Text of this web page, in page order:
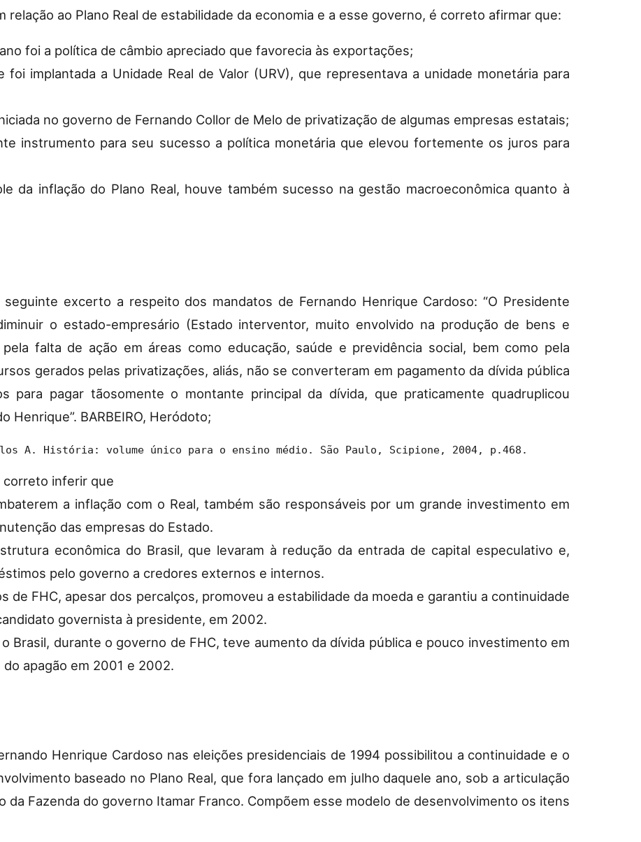
relação ao Plano Real de estabilidade da economia e a esse governo, é correto afirmar que:
foi a política de câmbio apreciado que favorecia às exportações;
implantada a Unidade Real de Valor (URV), que representava a unidade monetária para
no governo de Fernando Collor de Melo de privatização de algumas empresas estatais;
instrumento para seu sucesso a política monetária que elevou fortemente os juros para
da inflação do Plano Real, houve também sucesso na gestão macroeconômica quanto à
excerto a respeito dos mandatos de Fernando Henrique Cardoso: “O Presidente
o estado-empresário (Estado interventor, muito envolvido na produção de bens e
falta de ação em áreas como educação, saúde e previdência social, bem como pela
gerados pelas privatizações, aliás, não se converteram em pagamento da dívida pública
para pagar tãosomente o montante principal da dívida, que praticamente quadruplicou
Henrique”. BARBEIRO, Heródoto;
Carlos A. História: volume único para o ensino médio. São Paulo, Scipione, 2004, p.468.
correto inferir que
a inflação com o Real, também são responsáveis por um grande investimento em
das empresas do Estado.
econômica do Brasil, que levaram à redução da entrada de capital especulativo e,
pelo governo a credores externos e internos.
de FHC, apesar dos percalços, promoveu a estabilidade da moeda e garantiu a continuidade
governista à presidente, em 2002.
Brasil, durante o governo de FHC, teve aumento da dívida pública e pouco investimento em
apagão em 2001 e 2002.
Henrique Cardoso nas eleições presidenciais de 1994 possibilitou a continuidade e o
baseado no Plano Real, que fora lançado em julho daquele ano, sob a articulação
Fazenda do governo Itamar Franco. Compõem esse modelo de desenvolvimento os itens